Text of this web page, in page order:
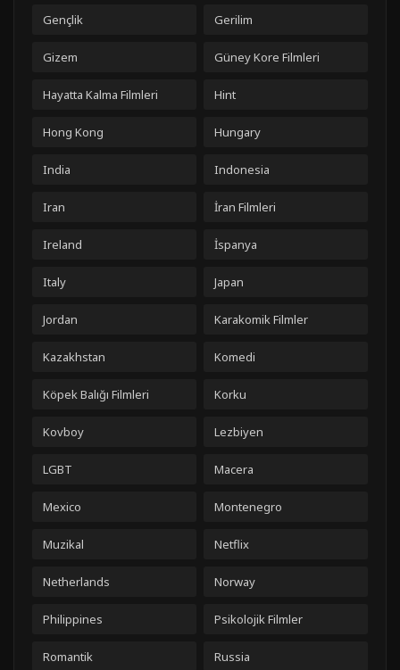
Gençlik Gerilim
Gizem Güney Kore Filmleri
Hayatta Kalma Filmleri Hint
Hong Kong Hungary
India Indonesia
Iran İran Filmleri
Ireland İspanya
Italy Japan
Jordan Karakomik Filmler
Kazakhstan Komedi
Köpek Balığı Filmleri Korku
Kovboy Lezbiyen
LGBT Macera
Mexico Montenegro
Muzikal Netflix
Netherlands Norway
Philippines Psikolojik Filmler
Romantik Russia